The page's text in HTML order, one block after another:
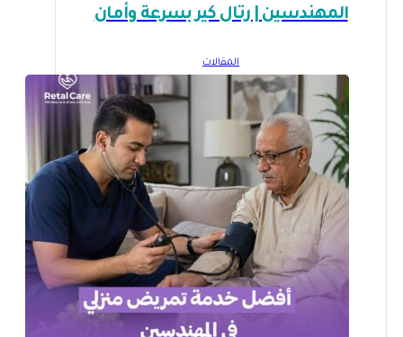
المهندسين | رتال كير بسرعة وأمان
المقالات